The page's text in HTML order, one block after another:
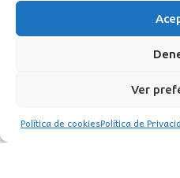
Ver
Política de cookiesPolítica de
WhatsApp
TikTok
Instagram